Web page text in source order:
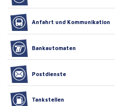
Anfahrt und Kommunikation
Bankautomaten
Postdienste
Tankstellen